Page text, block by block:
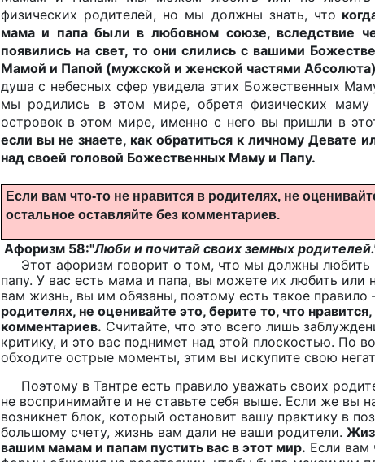
физических родителей, но мы должны знать, что
мама и папа были в любовном союзе, вследствие
появились на свет, то они слились с вашими
Мамой и Папой (мужской и женской частями Абсолюта)
душа с небесных сфер увидела этих Божественных
мы родились в этом мире, обретя физических
островок в этом мире, именно с него вы пришли в
если вы не знаете, как обратиться к личному Девате
над своей головой Божественных Маму и Папу.
Если вам что-то не нравится в родителях, не
остальное оставляйте без комментариев.
Афоризм 58:"Люби и почитай своих земных
Этот афоризм говорит о том, что мы должны любить
папу. У вас есть мама и папа, вы можете их любить или
вам жизнь, вы им обязаны, поэтому есть такое правило
родителях, не оценивайте это, берите то, что
комментариев. Считайте, что это всего лишь
критику, и это вас поднимет над этой плоскостью. По
обходите острые моменты, этим вы искупите свою
Поэтому в Тантре есть правило уважать своих
не воспринимайте и не ставьте себя выше. Если же вы
возникнет блок, который остановит вашу практику в
большому счету, жизнь вам дали не ваши родители.
вашим мамам и папам пустить вас в этот мир. Если вам